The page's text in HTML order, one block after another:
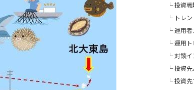
投資戦
トレン
運用者
運用ト
対談イ
投資先
投資